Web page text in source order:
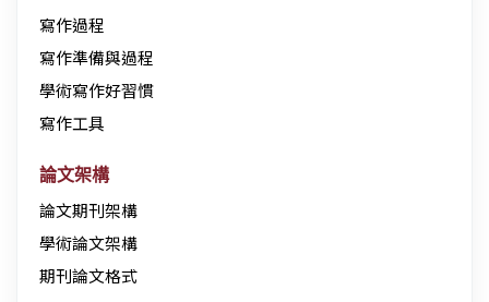
寫作過程
寫作準備與過程
學術寫作好習慣
寫作工具
論文架構
論文期刊架構
學術論文架構
期刊論文格式